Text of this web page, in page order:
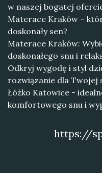
w naszej bogatej
Materace Kraków –
doskonały sen?
Materace Kraków:
doskonałego snu i
Odkryj wygodę i styl
rozwiązanie dla Twojej
Łóżko Katowice -
komfortowego snu i
https://